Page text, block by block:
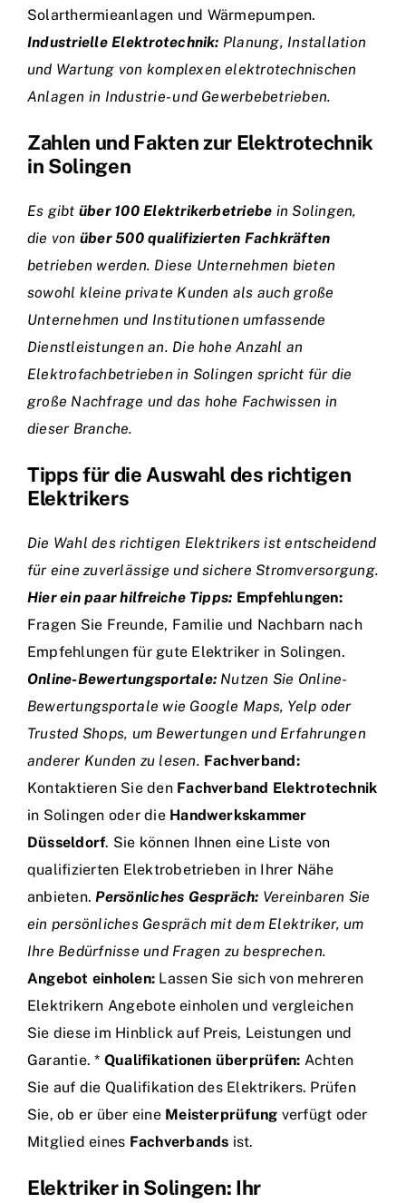
Solarthermieanlagen und Wärmepumpen.
Industrielle Elektrotechnik: Planung, Installation
und Wartung von komplexen elektrotechnischen
Anlagen in Industrie- und Gewerbebetrieben.
Zahlen und Fakten zur Elektrotechnik
in Solingen
Es gibt über 100 Elektrikerbetriebe in Solingen,
die von über 500 qualifizierten Fachkräften
betrieben werden. Diese Unternehmen bieten
sowohl kleine private Kunden als auch große
Unternehmen und Institutionen umfassende
Dienstleistungen an. Die hohe Anzahl an
Elektrofachbetrieben in Solingen spricht für die
große Nachfrage und das hohe Fachwissen in
dieser Branche.
Tipps für die Auswahl des richtigen
Elektrikers
Die Wahl des richtigen Elektrikers ist entscheidend
für eine zuverlässige und sichere Stromversorgung.
Hier ein paar hilfreiche Tipps: Empfehlungen:
Fragen Sie Freunde, Familie und Nachbarn nach
Empfehlungen für gute Elektriker in Solingen.
Online-Bewertungsportale: Nutzen Sie Online-
Bewertungsportale wie Google Maps, Yelp oder
Trusted Shops, um Bewertungen und Erfahrungen
anderer Kunden zu lesen. Fachverband:
Kontaktieren Sie den Fachverband Elektrotechnik
in Solingen oder die Handwerkskammer
Düsseldorf. Sie können Ihnen eine Liste von
qualifizierten Elektrobetrieben in Ihrer Nähe
anbieten.Persönliches Gespräch: Vereinbaren Sie
ein persönliches Gespräch mit dem Elektriker, um
Ihre Bedürfnisse und Fragen zu besprechen.
Angebot einholen: Lassen Sie sich von mehreren
Elektrikern Angebote einholen und vergleichen
Sie diese im Hinblick auf Preis, Leistungen und
Garantie. * Qualifikationen überprüfen: Achten
Sie auf die Qualifikation des Elektrikers. Prüfen
Sie, ob er über eine Meisterprüfung verfügt oder
Mitglied eines Fachverbands ist.
Elektriker in Solingen: Ihr